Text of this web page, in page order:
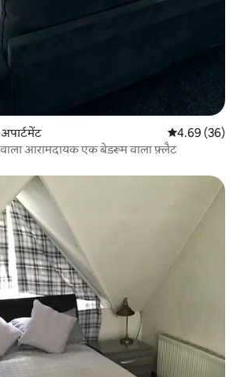
औसत रेटिंग 5 में
4.69 (36)
वाला आरामदायक एक बेडरूम वाला फ़्लैट